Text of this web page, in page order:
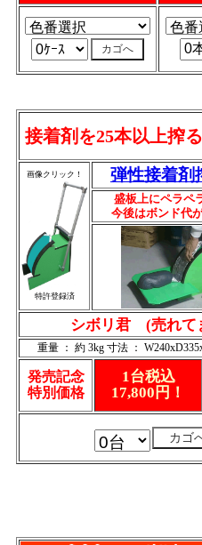
接着剤を25本以上搾
画像クリック！
特許登録済
弾性接着剤
盛板上にペラペ
今後はボンド代
シボリ君 (売れて
重量 ： 約 3kg 寸法 ：
発売記念
特別価格
1台税込
17,800円！